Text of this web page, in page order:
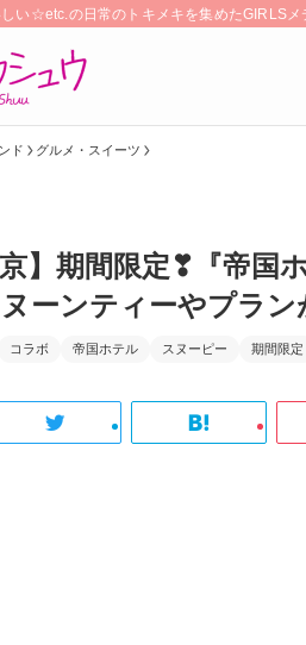
☆etc.の日常のトキメキを集めたGIRLSメ
ド グルメ・スイーツ
京】期間限定❣『帝国
ーンティーやプラン
コラボ 帝国ホテル スヌーピー 期間限定